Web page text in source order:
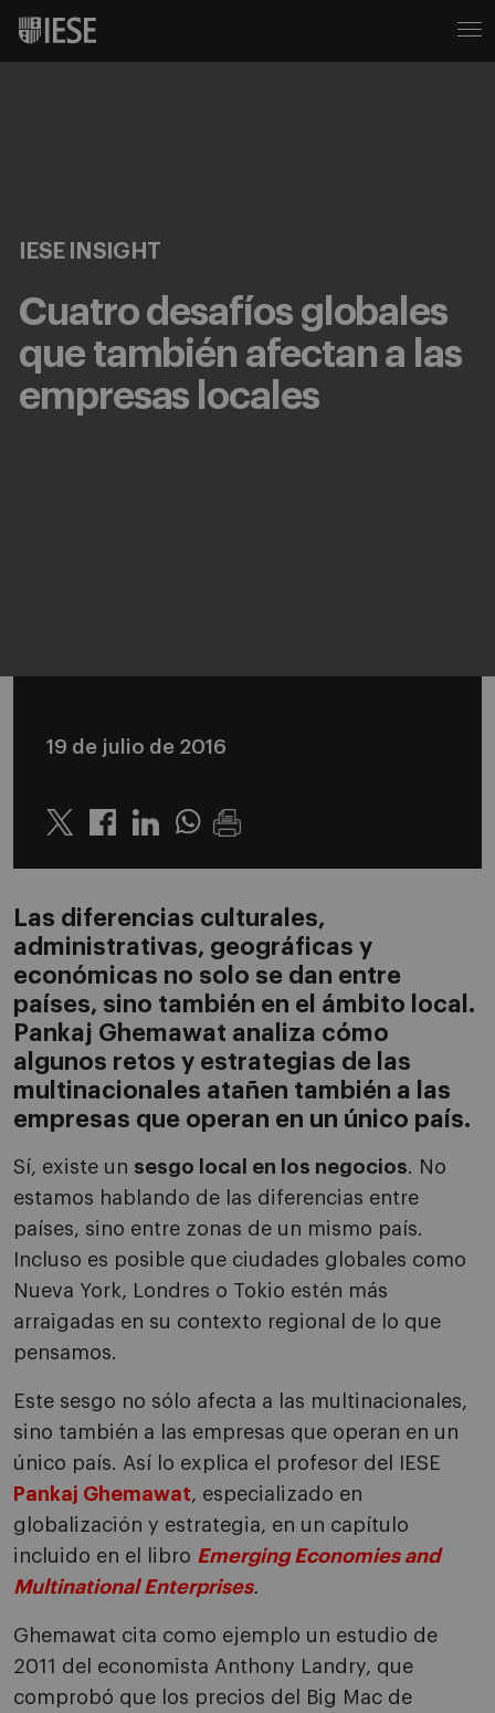
IESE INSIGHT
Cuatro desafíos globales
que también afectan a las
empresas locales
19 de julio de 2016
Twitter LinkedinWhatsapp
Las diferencias culturales,
administrativas, geográficas y
económicas no solo se dan entre
países, sino también en el ámbito local.
Pankaj Ghemawat analiza cómo
algunos retos y estrategias de las
multinacionales atañen también a las
empresas que operan en un único país.
Sí, existe un sesgo local en los negocios. No
estamos hablando de las diferencias entre
países, sino entre zonas de un mismo país.
Incluso es posible que ciudades globales como
Nueva York, Londres o Tokio estén más
arraigadas en su contexto regional de lo que
pensamos.
Este sesgo no sólo afecta a las multinacionales,
sino también a las empresas que operan en un
único país. Así lo explica el profesor del IESE
Pankaj Ghemawat, especializado en
globalización y estrategia, en un capítulo
incluido en el libro Emerging Economies and
Multinational Enterprises.
Ghemawat cita como ejemplo un estudio de
2011 del economista Anthony Landry, que
comprobó que los precios del Big Mac de